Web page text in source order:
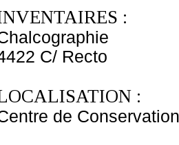
:
C/ Recto
:
de